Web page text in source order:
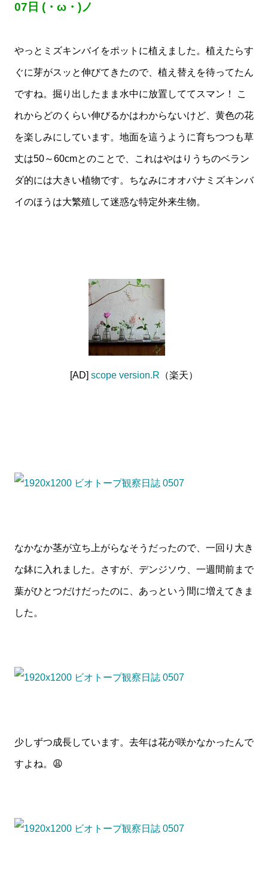
07日 (・ω・)ノ
やっとミズキンバイをポットに植えました。植えたらす
ぐに芽がスッと伸びてきたので、植え替えを待ってたん
ですね。掘り出したまま水中に放置しててスマン！ こ
れからどのくらい伸びるかはわからないけど、黄色の花
を楽しみにしています。地面を這うように育ちつつも草
丈は50～60cmとのことで、これはやはりうちのベラン
ダ的には大きい植物です。ちなみにオオバナミズキンバ
イのほうは大繁殖して迷惑な特定外来生物。
[AD] scope version.R （楽天）
なかなか茎が立ち上がらなそうだったので、一回り大き
な鉢に入れました。さすが、デンジソウ、一週間前まで
葉がひとつだけだったのに、あっという間に増えてきま
した。
少しずつ成長しています。去年は花が咲かなかったんで
すよね。😩